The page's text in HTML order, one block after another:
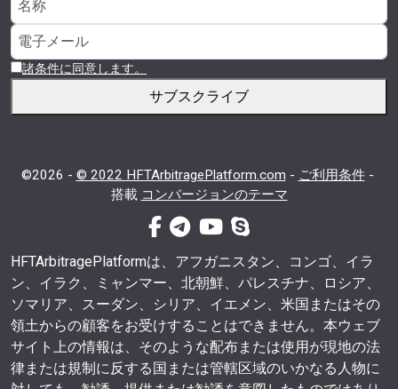
諸条件に同意します。
サブスクライブ
©2026 - © 2022 HFTArbitragePlatform.com - ご利用条件-
搭載 コンバージョンのテーマ
フェイスブック
電報 ユーチューブ
スカイプ
HFTArbitragePlatformは、アフガニスタン、コンゴ、イラ
ン、イラク、ミャンマー、北朝鮮、パレスチナ、ロシア、
ソマリア、スーダン、シリア、イエメン、米国またはその
領土からの顧客をお受けすることはできません。本ウェブ
サイト上の情報は、そのような配布または使用が現地の法
律または規制に反する国または管轄区域のいかなる人物に